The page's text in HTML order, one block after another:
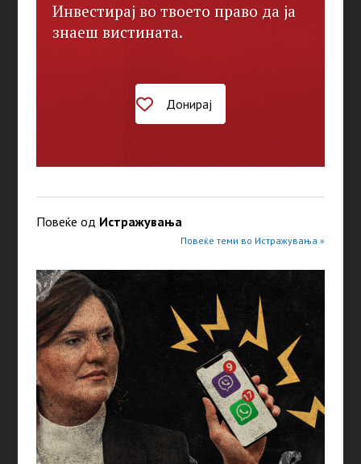
Инвестирај во твоето право да ја
знаеш вистината.
Донирај
Повеќе од Истражувањa
Повеќе теми во Истражувањa »